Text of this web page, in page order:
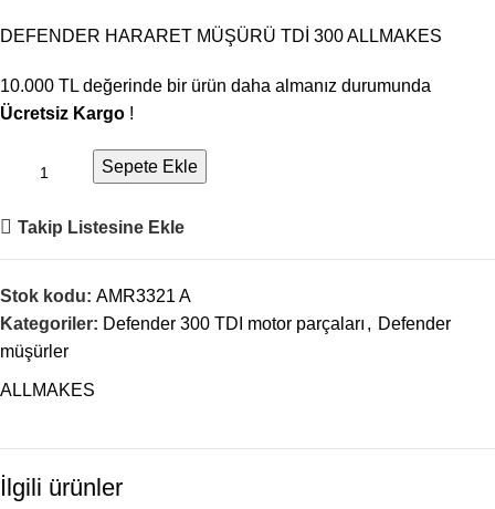
DEFENDER HARARET MÜŞÜRÜ TDİ 300 ALLMAKES
10.000 TL değerinde bir ürün daha almanız durumunda
Ücretsiz Kargo !
Sepete Ekle
Takip Listesine Ekle
Stok kodu: AMR3321 A
Kategoriler: Defender 300 TDI motor parçaları , Defender
müşürler
ALLMAKES
İlgili ürünler